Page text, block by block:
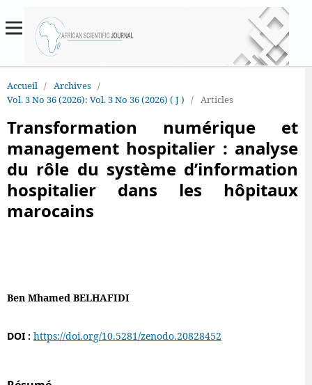
Accueil / Archives /
Vol. 3 No 36 (2026): Vol. 3 No 36 (2026) ( J ) / Articles
Transformation numérique et
management hospitalier : analyse
du rôle du système d’information
hospitalier dans les hôpitaux
marocains
Ben Mhamed BELHAFIDI
DOI : https://doi.org/10.5281/zenodo.20828452